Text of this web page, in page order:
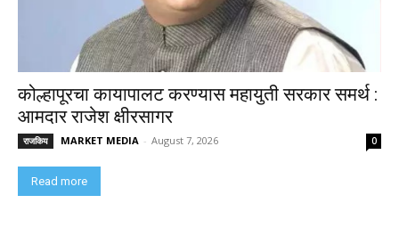
कोल्हापूरचा कायापालट करण्यास महायुती सरकार समर्थ :
आमदार राजेश क्षीरसागर
राजकिय MARKET MEDIA - August 7, 2026 0
Read more